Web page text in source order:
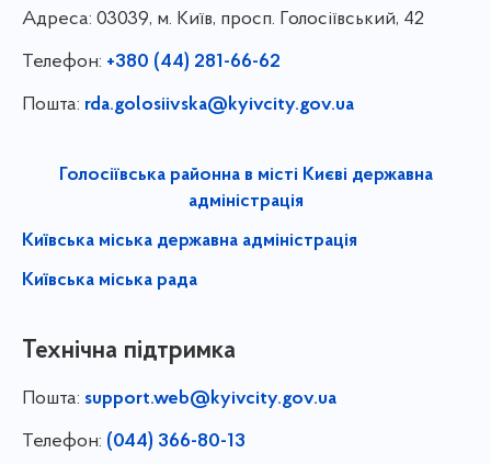
Адреса: 03039, м. Київ, просп. Голосіївський, 42
Телефон: +380 (44) 281-66-62
Пошта: rda.golosiivska@kyivcity.gov.ua
Голосіївська районна в місті Києві державна
адміністрація
Київська міська державна адміністрація
Київська міська рада
Технічна підтримка
Пошта: support.web@kyivcity.gov.ua
Телефон: (044) 366-80-13